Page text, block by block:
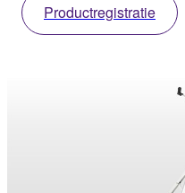
Productregistratie